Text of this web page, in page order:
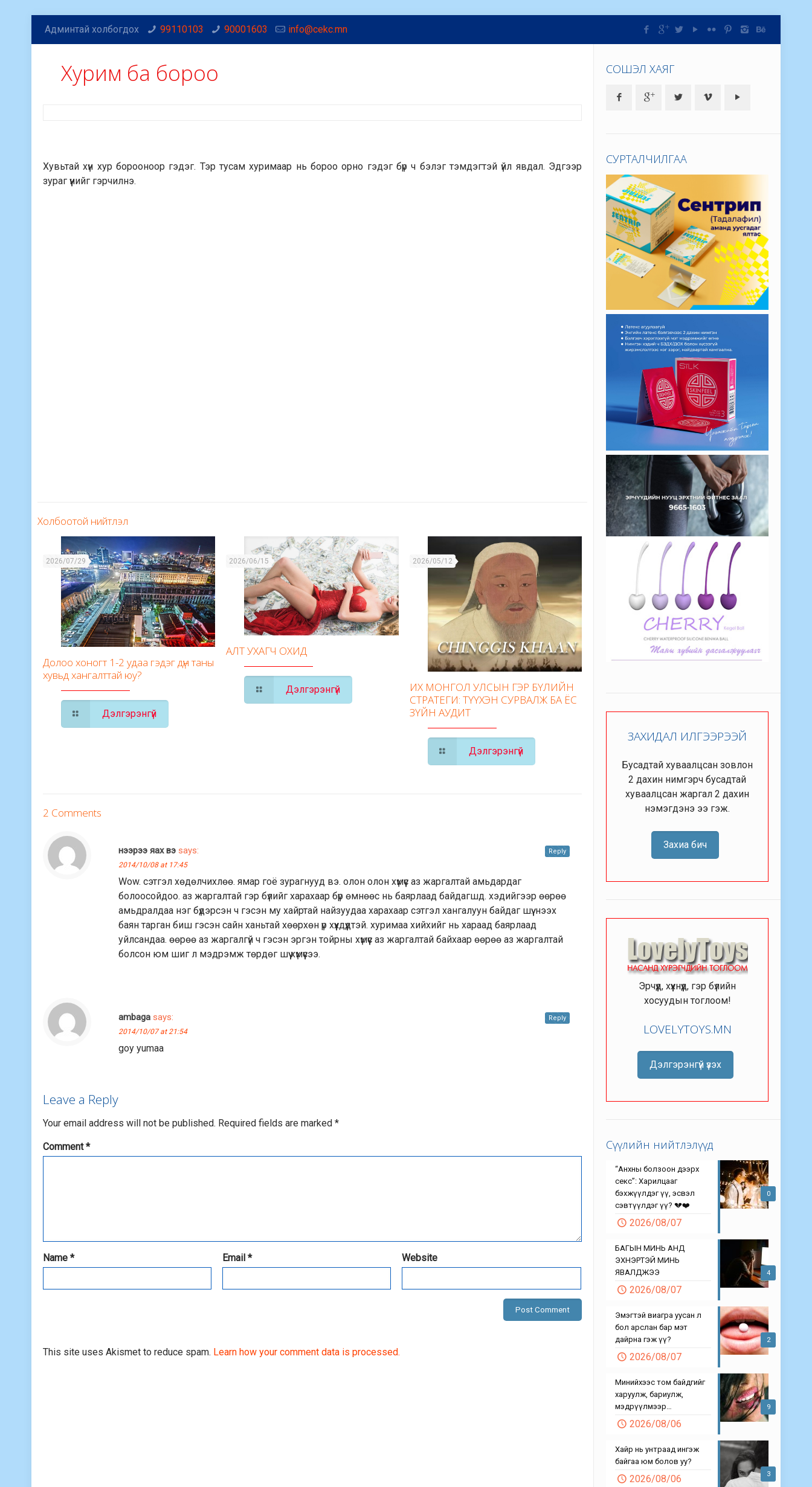
Админтай холбогдох 99110103 90001603 info@cekc.mn
Хурим ба бороо
Хувьтай хүн хур борооноор гэдэг. Тэр тусам хуримаар нь бороо орно гэдэг бүр ч бэлэг тэмдэгтэй үйл явдал. Эдгээр
зураг үүнийг гэрчилнэ.
Холбоотой нийтлэл
2026/07/29
Долоо хоногт 1-2 удаа гэдэг дүн таны
хувьд хангалттай юу?
Дэлгэрэнгүй
2026/06/15
АЛТ УХАГЧ ОХИД
Дэлгэрэнгүй
2026/05/12
ИХ МОНГОЛ УЛСЫН ГЭР БҮЛИЙН
СТРАТЕГИ: ТҮҮХЭН СУРВАЛЖ БА ЁС
ЗҮЙН АУДИТ
Дэлгэрэнгүй
2 Comments
нээрээ яах вэ says:
2014/10/08 at 17:45
Wow. сэтгэл хөдөлчихлөө. ямар гоё зурагнууд вэ. олон олон хүмүүс аз жаргалтай амьдардаг
болоосойдоо. аз жаргалтай гэр бүлийг харахаар бүр өмнөөс нь баярлаад байдагшд. хэдийгээр өөрөө
амьдралдаа нэг бүдэрсэн ч гэсэн му хайртай найзуудаа харахаар сэтгэл хангалуун байдаг шүү. нээх
баян тарган биш гэсэн сайн ханьтай хөөрхөн үр хүүхдүүдтэй. хуримаа хийхийг нь хараад баярлаад
уйлсандаа. өөрөө аз жаргалгүй ч гэсэн эргэн тойрны хүмүүс аз жаргалтай байхаар өөрөө аз жаргалтай
болсон юм шиг л мэдрэмж төрдөг шүү хүмүүсээ.
Reply
ambaga says:
2014/10/07 at 21:54
goy yumaa
Reply
Leave a Reply
Your email address will not be published. Required fields are marked*
Comment*
Name* Email* Website
This site uses Akismet to reduce spam. Learn how your comment data is processed.
СОШЭЛ ХАЯГ
СУРТАЛЧИЛГАА
ЗАХИДАЛ ИЛГЭЭРЭЭЙ
Бусадтай хуваалцсан зовлон
2 дахин нимгэрч бусадтай
хуваалцсан жаргал 2 дахин
нэмэгдэнэ ээ гэж.
Захиа бич
Эрчүүд, хүүхнүүд, гэр бүлийн
хосуудын тоглоом!
LOVELYTOYS.MN
Дэлгэрэнгүй үзэх
Сүүлийн нийтлэлүүд
0
“Анхны болзоон дээрх
секс”: Харилцааг
бэхжүүлдэг үү, эсвэл
сэвтүүлдэг үү? 💔❤️
2026/08/07
4
БАГЫН МИНЬ АНД
ЭХНЭРТЭЙ МИНЬ
ЯВАЛДЖЭЭ
2026/08/07
2
Эмэгтэй виагра уусан л
бол арслан бар мэт
дайрна гэж үү?
2026/08/07
9
Минийхээс том байдгийг
харуулж, бариулж,
мэдрүүлмээр…
2026/08/06
3
Хайр нь унтраад ингэж
байгаа юм болов уу?
2026/08/06